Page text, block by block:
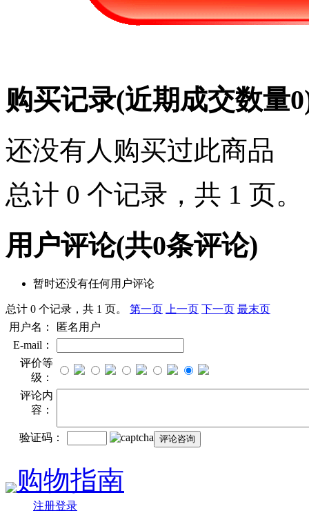
购买记录(近期成交数量0
还没有人购买过此商品
总计 0 个记录，共 1 页。
用户评论(共0条评论)
暂时还没有任何用户评论
总计 0 个记录，共 1 页。 第一页 上一页 下一页 最末页
用户名：
匿名用户
E-mail：
评价等
级：
评论内
容：
验证码：
购物指南
注册登录